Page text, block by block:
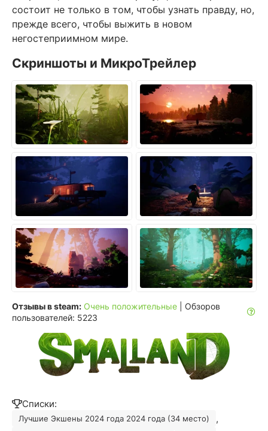
состоит не только в том, чтобы узнать правду, но,
прежде всего, чтобы выжить в новом
негостеприимном мире.
Скриншоты и МикроТрейлер
Отзывы в steam: Очень положительные
| Обзоров
пользователей: 5223
Списки:
Лучшие Экшены 2024 года 2024 года (34 место) ,